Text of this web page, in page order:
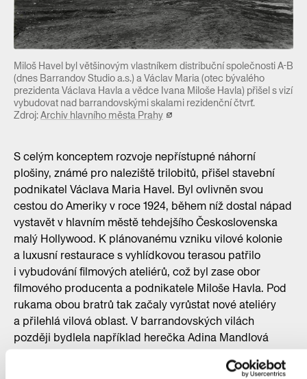
Miloš Havel byl většinovým vlastníkem distribuční společnosti A-B
(dnes Barrandov Studio a.s.) a Václav Maria (otec bývalého
prezidenta Václava Havla a vědce Ivana Miloše Havla) přišel s vizí
vybudovat nad barrandovskými skalami rezidenční čtvrť.
Zdroj:Archiv hlavního města Prahy
S celým konceptem rozvoje nepřístupné náhorní
plošiny, známé pro naleziště trilobitů, přišel stavební
podnikatel Václava Maria Havel. Byl ovlivněn svou
cestou do Ameriky v roce 1924, během níž dostal nápad
vystavět v hlavním městě tehdejšího Československa
malý Hollywood. K plánovanému vzniku vilové kolonie
a luxusní restaurace s vyhlídkovou terasou patřilo
i vybudování filmových ateliérů, což byl zase obor
filmového producenta a podnikatele Miloše Havla. Pod
rukama obou bratrů tak začaly vyrůstat nové ateliéry
a přilehlá vilová oblast. V barrandovských vilách
později bydlela například herečka Adina Mandlová
nebo režisér Pavel Juráček. Již zmiňovaný
funkcionalistický architekt Max Urban zde pro bratry